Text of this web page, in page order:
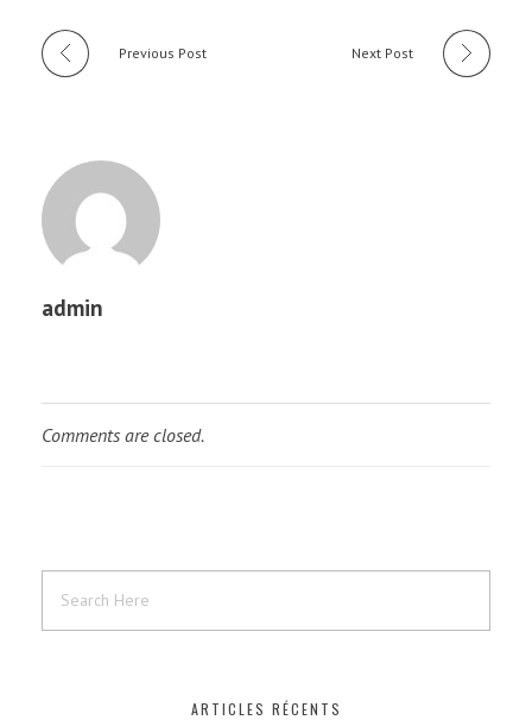
Previous Post Next Post
admin
Comments are closed.
ARTICLES RÉCENTS